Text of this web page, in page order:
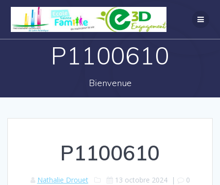
P1100610
Bienvenue
P1100610
Nathalie Drouet 13 octobre 2024| 0